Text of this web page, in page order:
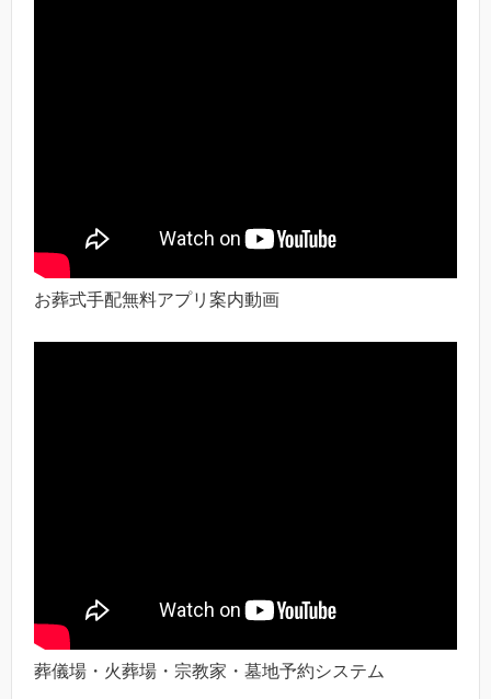
お葬式手配無料アプリ案内動画
葬儀場・火葬場・宗教家・墓地予約システム